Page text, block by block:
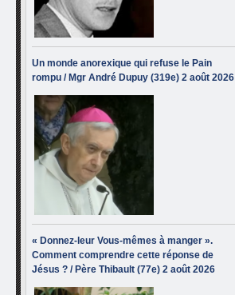
Un monde anorexique qui refuse le Pain
rompu / Mgr André Dupuy (319e) 2 août 2026
« Donnez-leur Vous-mêmes à manger ».
Comment comprendre cette réponse de
Jésus ? / Père Thibault (77e) 2 août 2026